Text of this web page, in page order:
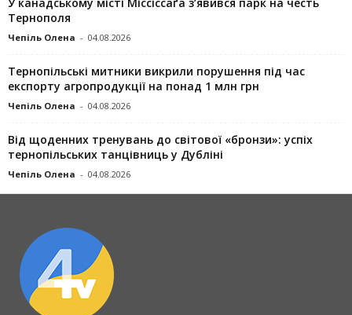
Тернополя
Чепіль Олена - 04.08.2026
Тернопільські митники викрили порушення під час
експорту агропродукції на понад 1 млн грн
Чепіль Олена - 04.08.2026
Від щоденних тренувань до світової «бронзи»: успіх
тернопільських танцівниць у Дубліні
Чепіль Олена - 04.08.2026